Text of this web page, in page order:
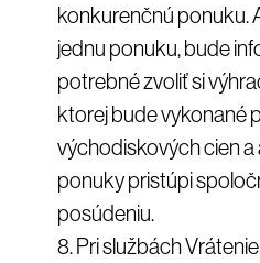
konkurenčnú ponuku.
jednu ponuku, bude
potrebné zvoliť si
ktorej bude vykonané
východiskových cien
ponuky pristúpi
posúdeniu.
Pri službách